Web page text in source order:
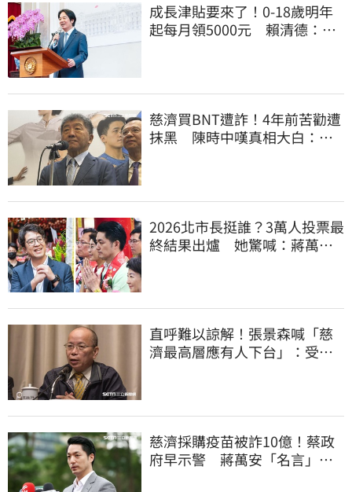
成長津貼要來了！0-18歲明年
起每月領5000元 賴清德：此
慈濟買BNT遭詐！4年前苦勸遭
抹黑 陳時中嘆真相大白：不
2026北市長挺誰？3萬人投票最
終結果出爐 她驚喊：蔣萬安
直呼難以諒解！張景森喊「慈
濟最高層應有人下台」：受害
慈濟採購疫苗被詐10億！蔡政
府早示警 蔣萬安「名言」翻